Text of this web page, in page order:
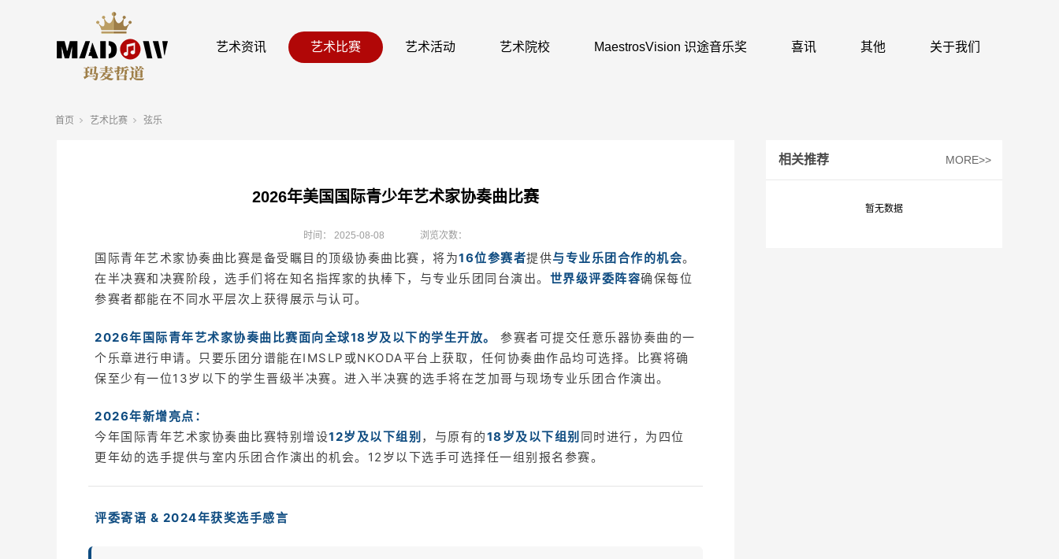
艺术资讯 艺术比赛 艺术活动 艺术院校 MaestrosVision 识途音乐奖 喜讯 其他 关于我们
首页 艺术比赛 弦乐
2026年美国国际青少年艺术家协奏曲比赛
时间： 2025-08-08 浏览次数：
国际青年艺术家协奏曲比赛是备受瞩目的顶级协奏曲比赛，将为16位参赛者提供与专业乐团合作的机会。
在半决赛和决赛阶段，选手们将在知名指挥家的执棒下，与专业乐团同台演出。 世界级评委阵容确保每位
参赛者都能在不同水平层次上获得展示与认可。
2026年国际青年艺术家协奏曲比赛面向全球18岁及以下的学生开放。
参赛者可提交任意乐器协奏曲的一
个乐章进行申请。只要乐团分谱能在IMSLP或NKODA平台上获取，任何协奏曲作品均可选择。比赛将确
保至少有一位13岁以下的学生晋级半决赛。进入半决赛的选手将在芝加哥与现场专业乐团合作演出。
2026年新增亮点：
今年国际青年艺术家协奏曲比赛特别增设12岁及以下组别 ，与原有的18岁及以下组别 同时进行，为四位
更年幼的选手提供与室内乐团合作演出的机会。12岁以下选手可选择任一组别报名参赛。
评委寄语 & 2024年获奖选手感言
相关推荐 MORE>>
暂无数据